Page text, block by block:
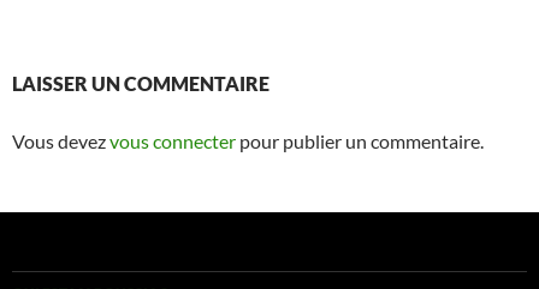
LAISSER UN COMMENTAIRE
Vous devezvous connecter pour publier un commentaire.